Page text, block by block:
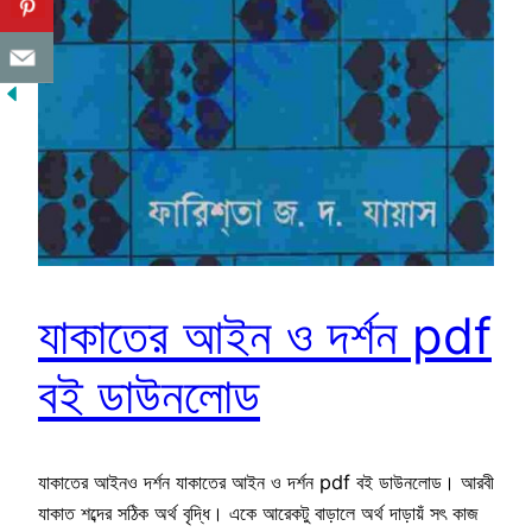
যাকাতের আইন ও দর্শন pdf
বই ডাউনলোড
যাকাতের আইনও দর্শন যাকাতের আইন ও দর্শন pdf বই ডাউনলোড। আরবী
যাকাত শব্দের সঠিক অর্থ বৃদ্ধি। একে আরেকটু বাড়ালে অর্থ দাড়ায়ঁ সৎ কাজ